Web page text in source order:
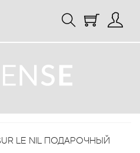
LE NIL ПОДАРОЧНЫЙ